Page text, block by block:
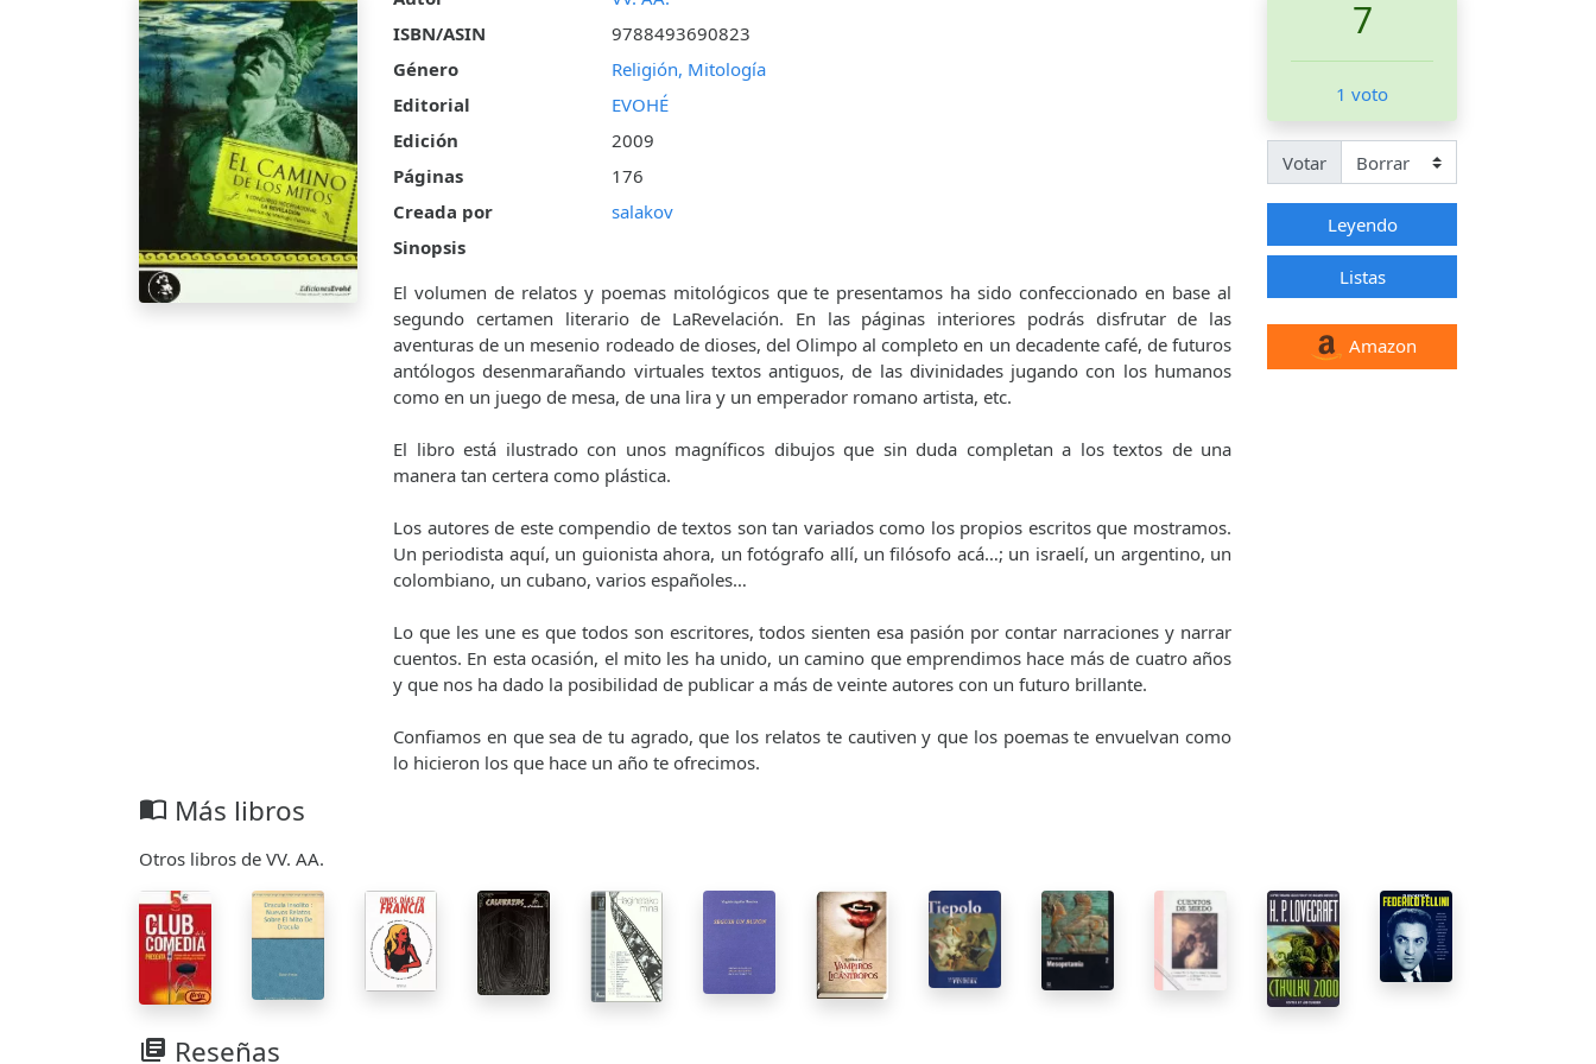
ISBN/ASIN
9788493690823
Género
Religión, Mitología
Editorial
EVOHÉ
Edición
2009
Páginas
176
Creada por
salakov
Sinopsis
El volumen de relatos y poemas mitológicos que te presentamos ha sido confeccionado en base al
segundo certamen literario de LaRevelación. En las páginas interiores podrás disfrutar de las
aventuras de un mesenio rodeado de dioses, del Olimpo al completo en un decadente café, de futuros
antólogos desenmarañando virtuales textos antiguos, de las divinidades jugando con los humanos
como en un juego de mesa, de una lira y un emperador romano artista, etc.
El libro está ilustrado con unos magníficos dibujos que sin duda completan a los textos de una
manera tan certera como plástica.
Los autores de este compendio de textos son tan variados como los propios escritos que mostramos.
Un periodista aquí, un guionista ahora, un fotógrafo allí, un filósofo acá…; un israelí, un argentino, un
colombiano, un cubano, varios españoles…
Lo que les une es que todos son escritores, todos sienten esa pasión por contar narraciones y narrar
cuentos. En esta ocasión, el mito les ha unido, un camino que emprendimos hace más de cuatro años
y que nos ha dado la posibilidad de publicar a más de veinte autores con un futuro brillante.
Confiamos en que sea de tu agrado, que los relatos te cautiven y que los poemas te envuelvan como
lo hicieron los que hace un año te ofrecimos.
7
1 voto
Votar
Leyendo
Listas
Amazon
import_contacts Más libros
Otros libros de VV. AA.
library_books Reseñas